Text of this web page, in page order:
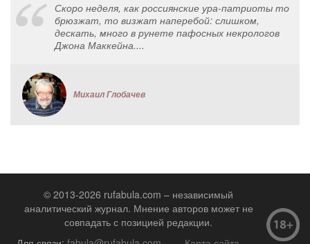
Скоро неделя, как россиянские ура-патриоты то
брюзжат, то визжат наперебой: слишком,
дескать, много в рунете пафосных некрологов
Джона Маккейна....
Михаил Глобачев
© 2013-2026 rufabula.com – независимый
аналитический журнал. Мнение авторов может не
совпадать с позицией редакции.